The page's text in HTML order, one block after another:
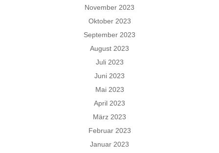
November 2023
Oktober 2023
September 2023
August 2023
Juli 2023
Juni 2023
Mai 2023
April 2023
März 2023
Februar 2023
Januar 2023